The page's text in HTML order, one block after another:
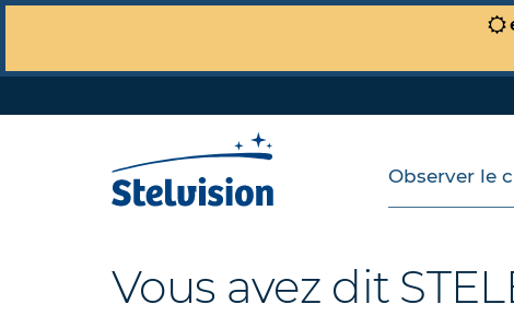
Observer le
Vous avez dit